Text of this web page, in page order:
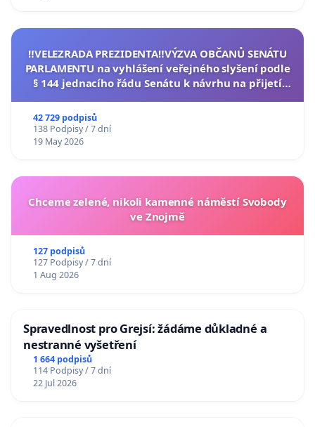
‼️VELEZRADA PREZIDENTA‼️VÝZVA OBČANŮ SENÁTU
PARLAMENTU na vyhlášení veřejného slyšení podle
§ 144 jednacího řádu Senátu k návrhu na přijetí
42 729 podpisů
138 Podpisy / 7 dní
19 May 2026
Chceme zelené, nikoli kamenné náměstí Svobody
ve Znojmě
127 podpisů
127 Podpisy / 7 dní
1 Aug 2026
Spravedlnost pro Grejsí: žádáme důkladné a
nestranné vyšetření
1 664 podpisů
114 Podpisy / 7 dní
22 Jul 2026